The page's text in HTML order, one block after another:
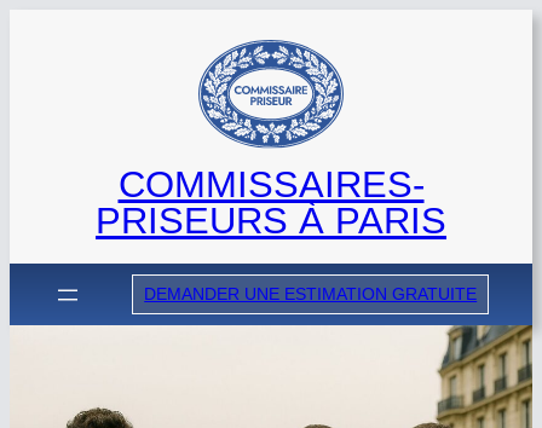
COMMISSAIRES-
PRISEURS À PARIS
DEMANDER UNE ESTIMATION GRATUITE